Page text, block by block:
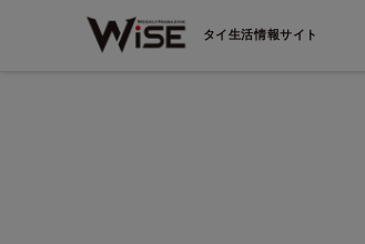
タイ生活情報サイト